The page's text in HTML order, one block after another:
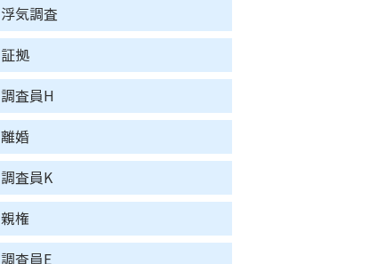
浮気調査
証拠
調査員H
離婚
調査員K
親権
調査員E